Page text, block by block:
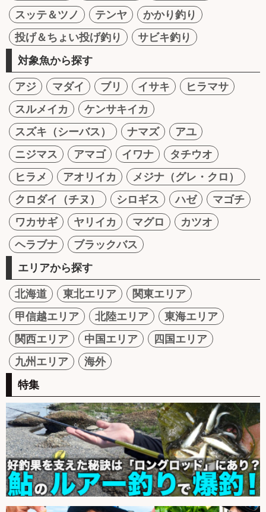
スッテ＆ツノ
テンヤ
かかり釣り
投げ＆ちょい投げ釣り
サビキ釣り
対象魚から探す
アジ マダイ ブリ イサキ
ヒラマサ
スルメイカ
ケンサキイカ
スズキ（シーバス）
ナマズ
アユ
ニジマス
アマゴ イワナ
タチウオ
ヒラメ
アオリイカ
メジナ（グレ・クロ）
クロダイ（チヌ）
シロギス ハゼ
マゴチ
ワカサギ
ヤリイカ マグロ
カツオ
ヘラブナ
ブラックバス
エリアから探す
北海道 東北エリア
関東エリア
甲信越エリア
北陸エリア
東海エリア
関西エリア
中国エリア
四国エリア
九州エリア
海外
特集